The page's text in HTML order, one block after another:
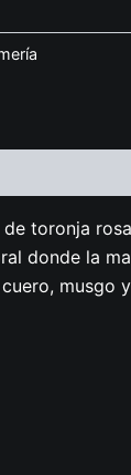
toronja
donde la
musgo